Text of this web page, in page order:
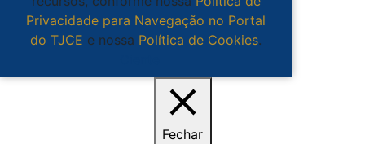
Privacidade para Navegação no Portal
do TJCE e nossa Política de Cookies.
Fechar